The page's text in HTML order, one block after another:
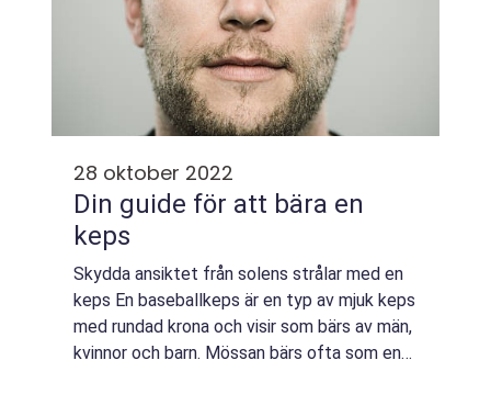
28 oktober 2022
Din guide för att bära en
keps
Skydda ansiktet från solens strålar med en
keps En baseballkeps är en typ av mjuk keps
med rundad krona och visir som bärs av män,
kvinnor och barn. Mössan bärs ofta som en